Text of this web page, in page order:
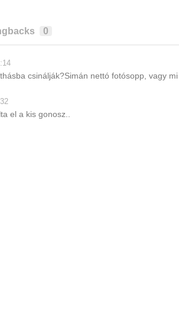
0
csinálják?Simán nettó fotósopp, vagy
el a kis gonosz..